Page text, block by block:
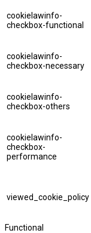
cookielawinfo-
checkbox-functional
cookielawinfo-
checkbox-necessary
cookielawinfo-
checkbox-others
cookielawinfo-
checkbox-
performance
viewed_cookie_policy
Functional